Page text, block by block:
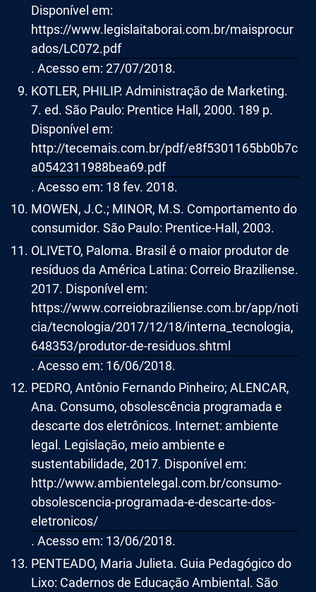
Disponível em:
https://www.legislaitaborai.com.br/maisprocur
ados/LC072.pdf
. Acesso em: 27/07/2018.
KOTLER, PHILIP. Administração de Marketing.
7. ed. São Paulo: Prentice Hall, 2000. 189 p.
Disponível em:
http://tecemais.com.br/pdf/e8f5301165bb0b7c
a0542311988bea69.pdf
. Acesso em: 18 fev. 2018.
MOWEN, J.C.; MINOR, M.S. Comportamento do
consumidor. São Paulo: Prentice-Hall, 2003.
OLIVETO, Paloma. Brasil é o maior produtor de
resíduos da América Latina: Correio Braziliense.
2017. Disponível em:
https://www.correiobraziliense.com.br/app/noti
cia/tecnologia/2017/12/18/interna_tecnologia,
648353/produtor-de-residuos.shtml
. Acesso em: 16/06/2018.
PEDRO, Antônio Fernando Pinheiro; ALENCAR,
Ana. Consumo, obsolescência programada e
descarte dos eletrônicos. Internet: ambiente
legal. Legislação, meio ambiente e
sustentabilidade, 2017. Disponível em:
http://www.ambientelegal.com.br/consumo-
obsolescencia-programada-e-descarte-dos-
eletronicos/
. Acesso em: 13/06/2018.
PENTEADO, Maria Julieta. Guia Pedagógico do
Lixo: Cadernos de Educação Ambiental. São